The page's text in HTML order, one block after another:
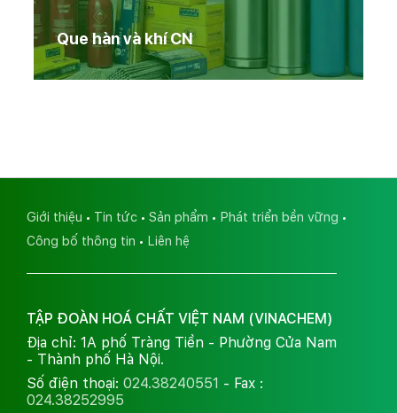
Que hàn và khí CN
Giới thiệu Tin tức Sản phẩm
Phát triển bền vững
Công bố thông tin
Liên hệ
TẬP ĐOÀN HOÁ CHẤT VIỆT NAM (VINACHEM)
Địa chỉ: 1A phố Tràng Tiền - Phường Cửa Nam
- Thành phố Hà Nội.
Số điện thoại: 024.38240551 - Fax :
024.38252995